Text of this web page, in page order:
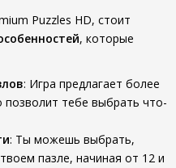
Puzzles HD, стоит
, которые
: Игра предлагает более
позволит тебе выбрать что-
: Ты можешь выбрать,
пазле, начиная от 12 и